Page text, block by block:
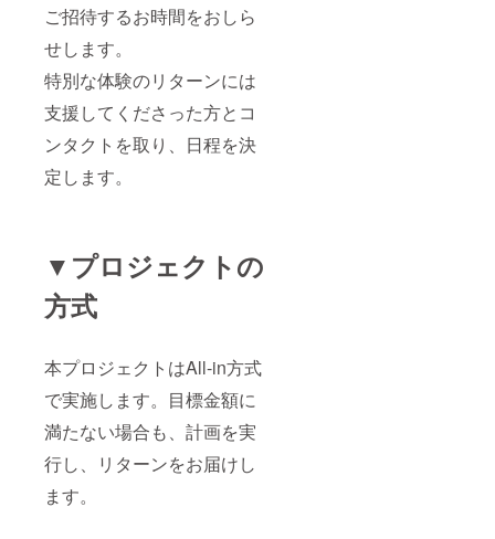
ご招待するお時間をおしら
せします。
特別な体験のリターンには
支援してくださった方とコ
ンタクトを取り、日程を決
定します。
▼プロジェクトの
方式
本プロジェクトはAll-in方式
で実施します。目標金額に
満たない場合も、計画を実
行し、リターンをお届けし
ます。